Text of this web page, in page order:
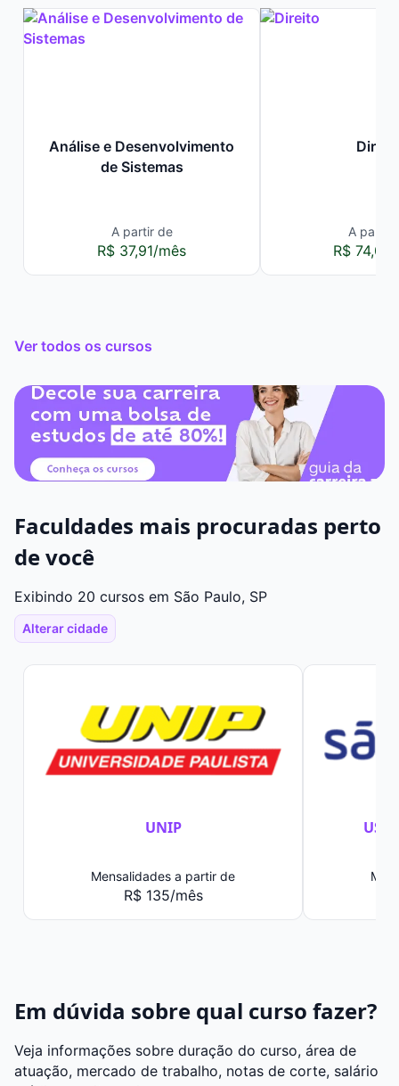
Análise e Desenvolvimento
de Sistemas
A partir de
R$ 37,91/mês
A partir
R$
Ver todos os cursos
Faculdades mais procuradas perto
de você
Exibindo 20 cursos em São Paulo, SP
Alterar cidade
UNIP
Mensalidades a partir de
R$ 135/mês
Em dúvida sobre qual curso fazer?
Veja informações sobre duração do curso, área de
atuação, mercado de trabalho, notas de corte, salário